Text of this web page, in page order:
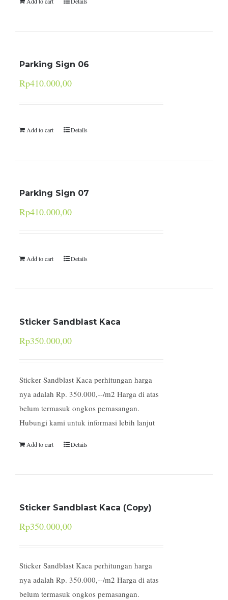
Parking Sign 06
Rp410.000,00
Add to cart Details
Parking Sign 07
Rp410.000,00
Add to cart Details
Sticker Sandblast Kaca
Rp350.000,00
Sticker Sandblast Kaca perhitungan harga
nya adalah Rp. 350.000,--/m2 Harga di atas
belum termasuk ongkos pemasangan.
Hubungi kami untuk informasi lebih lanjut
Add to cart Details
Sticker Sandblast Kaca (Copy)
Rp350.000,00
Sticker Sandblast Kaca perhitungan harga
nya adalah Rp. 350.000,--/m2 Harga di atas
belum termasuk ongkos pemasangan.